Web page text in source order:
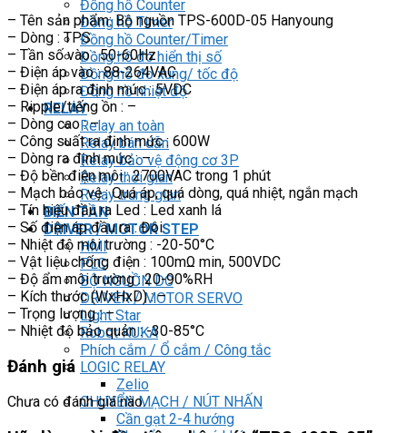
Đồng hồ Counter
Đồng hồ Timer
Đồng hồ Counter/Timer
Đồng hồ đo hiển thị số
Đồng hồ đo xung/ tốc độ
Đồng hồ nhiệt độ
RELAY
Relay an toàn
Relay bán dẫn
Relay bảo vệ động cơ 3P
Relay thời gian
Relay trung gian
BIẾN TẦN
DRIVER / MOTOR STEP
HMI
PLC
BỘ NGUỒN DC
DRIVER / MOTOR SERVO
Light Star
Robot KUKA
Phích cắm / Ổ cắm / Công tắc
LOGIC RELAY
Zelio
CHUYỂN MẠCH / NÚT NHẤN
Cần gạt 2-4 hướng
– Tên sản phẩm: Bộ nguồn TPS-600D-05 Hanyoung
– Dòng : TPS
– Tần số vào : 50-60Hz
– Điện áp vào : 88-264VAC
– Điện áp ra định mức : 5VDC
– Ripple/tiếng ồn : –
– Dòng cao : –
– Công suất ra định mức : 600W
– Dòng ra định mức : –
– Độ bền điện môi : 2700VAC trong 1 phút
– Mạch bảo vệ : Quá áp, quá dòng, quá nhiệt, ngắn mạch
– Tín hiệu đầu ra Led : Led xanh lá
– Số điện áp đầu ra : Đôi
– Nhiệt độ môi trường : -20-50°C
– Vật liệu chống điện : 100mΩ min, 500VDC
– Độ ẩm môi trường : 20-90%RH
– Kích thước (WxHxD) : –
– Trọng lượng : –
– Nhiệt độ bảo quản : -30-85°C
Đánh giá
Chưa có đánh giá nào.